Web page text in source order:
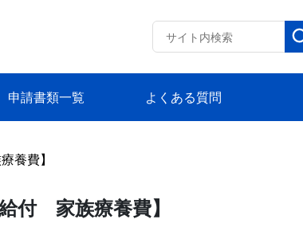
申請書類一覧 よくある質問
養費】
付 家族療養費】